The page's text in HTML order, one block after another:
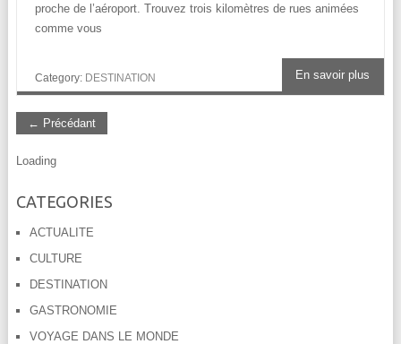
proche de l’aéroport. Trouvez trois kilomètres de rues animées
comme vous
Category: DESTINATION En savoir plus
← Précédant
Loading
CATEGORIES
ACTUALITE
CULTURE
DESTINATION
GASTRONOMIE
VOYAGE DANS LE MONDE